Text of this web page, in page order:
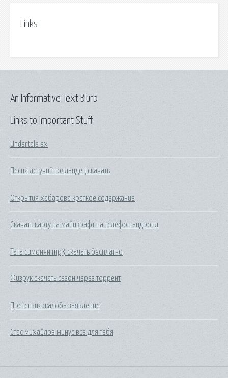
Links
Links to Important Stuff
Undertale ex
Песня летучий голландец скачать
Открытия хабарова краткое содержание
Скачать карту на майнкрафт на телефон андроид
Тата симонян mp3 скачать бесплатно
Физрук скачать сезон через торрент
Претензия жалоба заявление
Стас михайлов минус все для тебя
An Informative Text Blurb